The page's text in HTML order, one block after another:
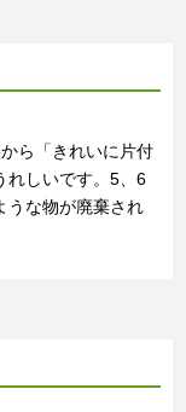
ら「きれいに片付
れしいです。5、6
うな物が廃棄され